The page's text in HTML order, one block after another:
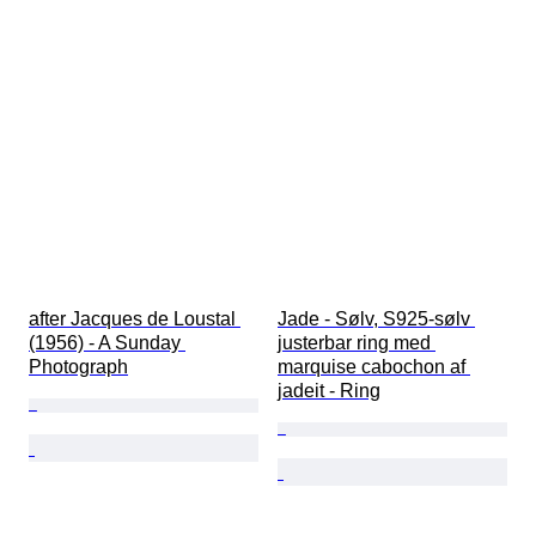
after Jacques de Loustal
(1956) - A Sunday
Photograph
Jade - Sølv, S925-sølv
justerbar ring med
marquise cabochon af
jadeit - Ring